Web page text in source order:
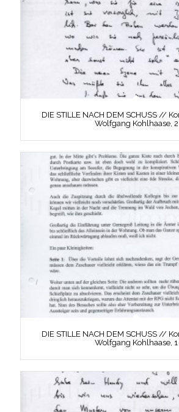
DIE STILLE NACH DEM SCHUSS //
Wolfgang Kohlhaase, 2
DIE STILLE NACH DEM SCHUSS //
Wolfgang Kohlhaase, 1